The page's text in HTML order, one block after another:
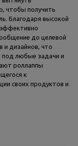
чтобы получить
Благодаря высокой
до целевой
и дизайнов, что
под любые задачи и
роллаппы
к
своих продуктов и